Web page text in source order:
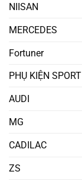
NIISAN
MERCEDES
Fortuner
PHỤ KIỆN SPORT
AUDI
MG
CADILAC
ZS